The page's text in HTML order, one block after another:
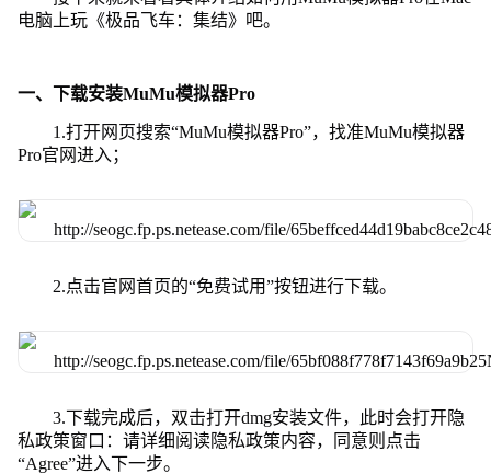
电脑上玩《极品飞车：集结》吧。
一、下载安装MuMu模拟器Pro
1.打开网页搜索“MuMu模拟器Pro”，找准MuMu模拟器
Pro官网进入；
2.点击官网首页的“免费试用”按钮进行下载。
3.下载完成后，双击打开dmg安装文件，此时会打开隐
私政策窗口：请详细阅读隐私政策内容，同意则点击
“Agree”进入下一步。